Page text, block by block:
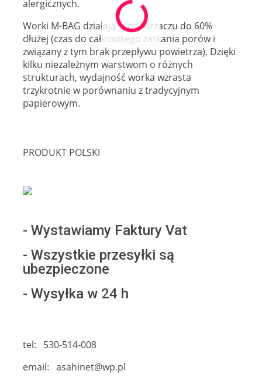
alergicznych.
Worki M-BAG działają w odkurzaczu do 60%
dłużej (czas do całkowitego zatkania porów i
związany z tym brak przepływu powietrza). Dzięki
kilku niezależnym warstwom o różnych
strukturach, wydajność worka wzrasta
trzykrotnie w porównaniu z tradycyjnym
papierowym.
PRODUKT POLSKI
- Wystawiamy Faktury Vat
- Wszystkie przesyłki są
ubezpieczone
- Wysyłka w 24 h
tel: 530-514-008
email: asahinet@wp.pl